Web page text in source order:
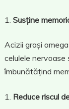
Susține
Acizii grași
celulele nervoase
îmbunătățind
Reduce riscul